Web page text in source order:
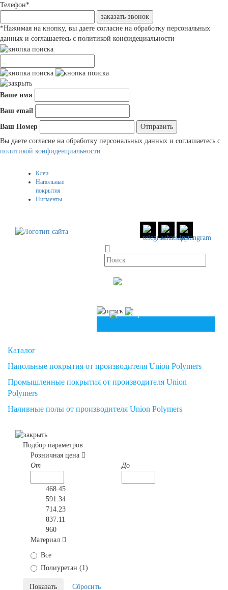
Телефон*
заказать звонок
*Нажимая на кнопку, вы даете согласие на обработку персональных
данных и соглашаетесь с политикой конфидециальности
Ваше имя
Ваш email
Ваш Номер
Вы даете согласие на обработку персональных данных и соглашаетесь c
политикой конфиденциальности
Клеи
Напольные
покрытия
Пигменты
Корзина
Каталог
Напольные покрытия от производителя Union Polymers
Промышленные покрытия от производителя Union
Polymers
Наливные полы от производителя Union Polymers
Подбор параметров
Розничная цена
От
До
468.45
591.34
714.23
837.11
960
Материал
Все
Полиуретан (1)